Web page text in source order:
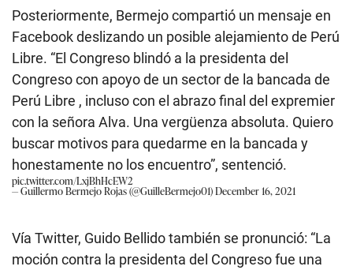
n
d
s
o
0
s
e
c
o
n
d
s
Posteriormente, Bermejo compartió un mensaje en
Facebook deslizando un posible alejamiento de Perú
Libre. “El Congreso blindó a la presidenta del
Congreso con apoyo de un sector de la bancada de
Perú Libre , incluso con el abrazo final del expremier
con la señora Alva. Una vergüenza absoluta. Quiero
buscar motivos para quedarme en la bancada y
honestamente no los encuentro”, sentenció.
pic.twitter.com/LxjBhHcEW2
— Guillermo Bermejo Rojas (@GuilleBermejo01)December 16, 2021
Vía Twitter, Guido Bellido también se pronunció: “La
moción contra la presidenta del Congreso fue una